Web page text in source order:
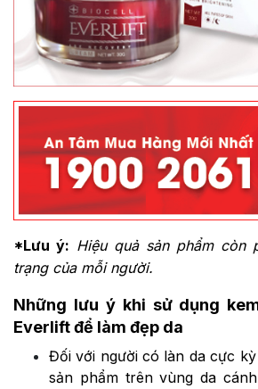
*Lưu ý: Hiệu quả sản phẩm còn
trạng của mỗi người.
Những lưu ý khi sử dụng
Everlift để làm đẹp da
Đối với người có làn da cực
sản phẩm trên vùng da